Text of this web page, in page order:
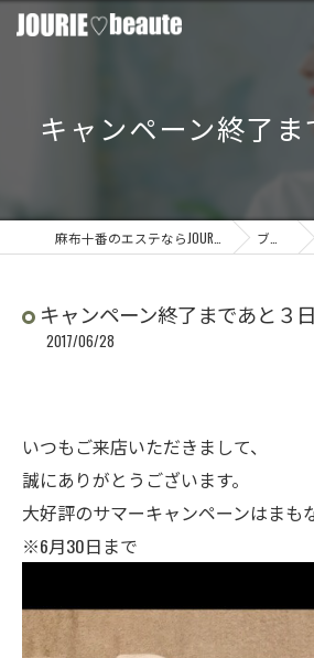
キャンペーン終了ま
ブログ
キャンペーン終了まであと３日
2017/06/28
いつもご来店いただきまして、
誠にありがとうございます。
大好評のサマーキャンペーンはまも
※6月30日まで